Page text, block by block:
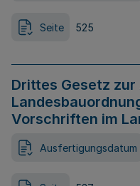
Seite 525
Drittes Gesetz
Vorschriften im
Ausfertigungsdatum